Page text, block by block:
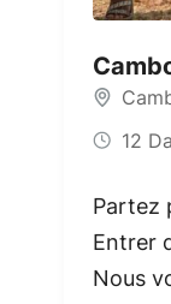
12
Partez
Entrer
Nous